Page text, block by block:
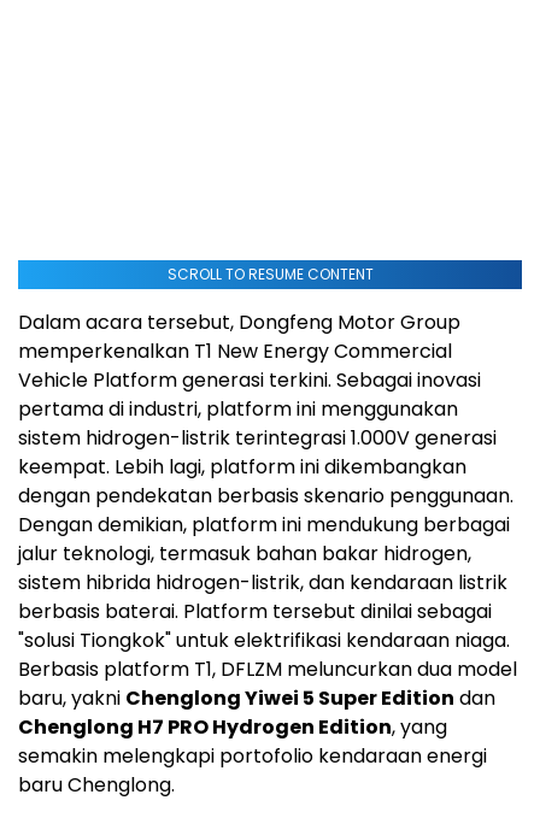
SCROLL TO RESUME CONTENT
Dalam acara tersebut, Dongfeng Motor Group
memperkenalkan T1 New Energy Commercial
Vehicle Platform generasi terkini. Sebagai inovasi
pertama di industri, platform ini menggunakan
sistem hidrogen-listrik terintegrasi 1.000V generasi
keempat. Lebih lagi, platform ini dikembangkan
dengan pendekatan berbasis skenario penggunaan.
Dengan demikian, platform ini mendukung berbagai
jalur teknologi, termasuk bahan bakar hidrogen,
sistem hibrida hidrogen-listrik, dan kendaraan listrik
berbasis baterai. Platform tersebut dinilai sebagai
"solusi Tiongkok" untuk elektrifikasi kendaraan niaga.
Berbasis platform T1, DFLZM meluncurkan dua model
baru, yakni Chenglong Yiwei 5 Super Edition dan
Chenglong H7 PRO Hydrogen Edition, yang
semakin melengkapi portofolio kendaraan energi
baru Chenglong.